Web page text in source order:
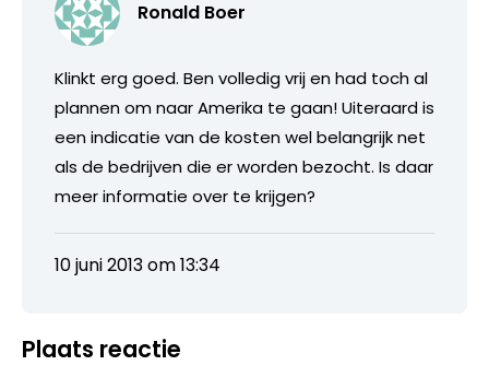
Ronald Boer
Klinkt erg goed. Ben volledig vrij en had toch al
plannen om naar Amerika te gaan! Uiteraard is
een indicatie van de kosten wel belangrijk net
als de bedrijven die er worden bezocht. Is daar
meer informatie over te krijgen?
10 juni 2013 om 13:34
Plaats reactie